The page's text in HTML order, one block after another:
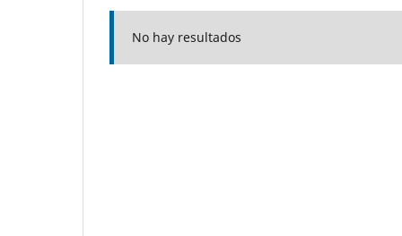
No hay resultados